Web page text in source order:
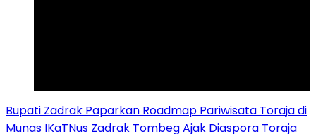
Bupati Zadrak Paparkan Roadmap Pariwisata Toraja di
Munas IKaTNus Zadrak Tombeg Ajak Diaspora Toraja